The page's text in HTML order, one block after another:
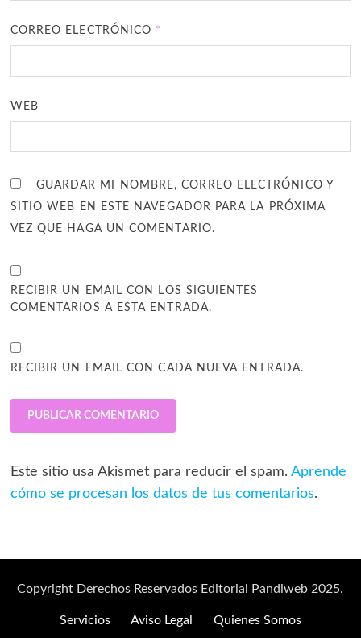
CORREO ELECTRÓNICO *
WEB
GUARDAR MI NOMBRE, CORREO ELECTRÓNICO Y
SITIO WEB EN ESTE NAVEGADOR PARA LA PRÓXIMA
VEZ QUE HAGA UN COMENTARIO.
RECIBIR UN EMAIL CON LOS SIGUIENTES
COMENTARIOS A ESTA ENTRADA.
RECIBIR UN EMAIL CON CADA NUEVA ENTRADA.
Este sitio usa Akismet para reducir el spam. Aprende
cómo se procesan los datos de tus comentarios.
Copyright Derechos Reservados Editorial Pandiweb 2025.
Servicios Aviso Legal Quienes Somos